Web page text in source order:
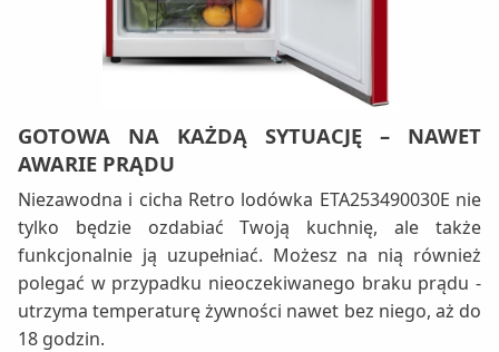
GOTOWA NA KAŻDĄ SYTUACJĘ – NAWET
AWARIE PRĄDU
Niezawodna i cicha Retro lodówka ETA253490030E nie
tylko będzie ozdabiać Twoją kuchnię, ale także
funkcjonalnie ją uzupełniać. Możesz na nią również
polegać w przypadku nieoczekiwanego braku prądu -
utrzyma temperaturę żywności nawet bez niego, aż do
18 godzin.